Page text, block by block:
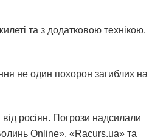
та з додатковою технікою.
не один похорон загиблих на
росіян. Погрози надсилали
Online», «Racurs.ua» та